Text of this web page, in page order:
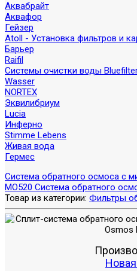
Аквабрайт
Аквафор
Гейзер
Atoll - Установка фильтров и
Барьер
Raifil
Системы очистки воды
Wasser
NORTEX
Эквилибриум
Lucia
Инферно
Stimme Lebens
Живая вода
Гермес
Система обратного осмоса с
MO520 Система обратного
Товар из категории: Фильтры